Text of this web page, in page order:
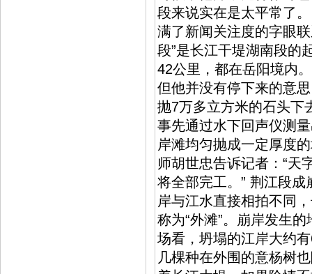
段来说实在是太平常了
满了新闻关注度的字眼
段”是长江干堤湖南段的
42公里，都在岳阳境内
但他并没有停下来的意
抛7万多立方米的石头下
事先通过水下回声仪测
岸滩均匀抛成一定厚度
师胡世忠告诉记者：“天
将全部完工。” 荆江段
岸与江水直接相拍不同
称为“外滩”。崩岸发生
场看，坍塌的江岸大约
几棵种在外围的意杨树